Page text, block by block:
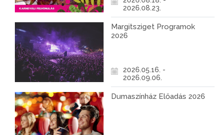
2026.08.23.
Margitsziget Programok
2026
2026.05.16. -
2026.09.06.
Dumaszínház Előadás 2026